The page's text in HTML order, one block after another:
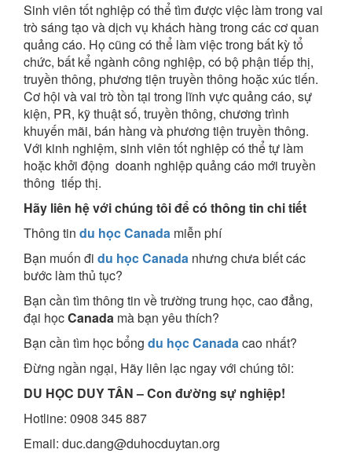
Sinh viên tốt nghiệp có thể tìm được việc làm trong vai
trò sáng tạo và dịch vụ khách hàng trong các cơ quan
quảng cáo. Họ cũng có thể làm việc trong bất kỳ tổ
chức, bất kể ngành công nghiệp, có bộ phận tiếp thị,
truyền thông, phương tiện truyền thông hoặc xúc tiến.
Cơ hội và vai trò tồn tại trong lĩnh vực quảng cáo, sự
kiện, PR, kỹ thuật số, truyền thông, chương trình
khuyến mãi, bán hàng và phương tiện truyền thông.
Với kinh nghiệm, sinh viên tốt nghiệp có thể tự làm
hoặc khởi động doanh nghiệp quảng cáo mới truyền
thông tiếp thị.
Hãy liên hệ với chúng tôi để có thông tin chi tiết
Thông tin du học Canada miễn phí
Bạn muốn đi du học Canada nhưng chưa biết các
bước làm thủ tục?
Bạn cần tìm thông tin về trường trung học, cao đẳng,
đại họcCanada mà bạn yêu thích?
Bạn cần tìm học bổng du học Canadacao nhất?
Đừng ngần ngại, Hãy liên lạc ngay với chúng tôi:
DU HỌC DUY TÂN – Con đường sự nghiệp!
Hotline: 0908 345 887
Email: duc.dang@duhocduytan.org